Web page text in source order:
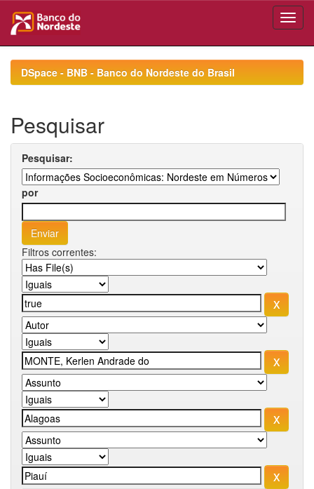
navigationDSpace - BNB - Banco do Nordeste do Brasil
Pesquisar
Pesquisar:
por
Filtros correntes: